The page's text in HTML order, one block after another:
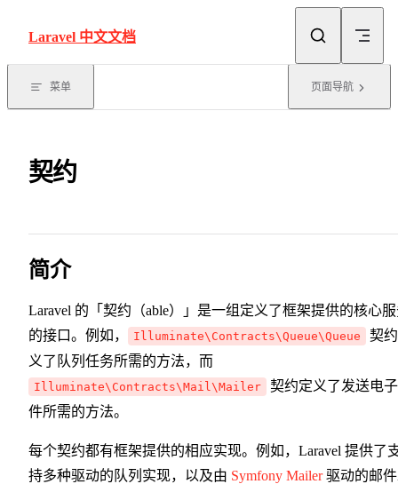
Laravel 中文文档
菜单 页面导航
契约
简介
Laravel 的「契约（able）」是一组定义了框架提供的核心
的接口。例如，
Illuminate\Contracts\Queue\Queue
契
义了队列任务所需的方法，而
Illuminate\Contracts\Mail\Mailer
契约定义了发送电
件所需的方法。
每个契约都有框架提供的相应实现。例如，Laravel 提供了
持多种驱动的队列实现，以及由 Symfony Mailer驱动的邮